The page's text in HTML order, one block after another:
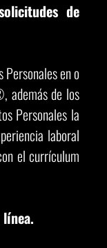
de
en o
además de los
Personales la
laboral
el currículum